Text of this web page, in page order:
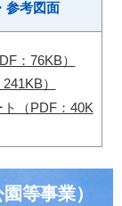
参考図面
：76KB）
）
（PDF：40K
等事業）